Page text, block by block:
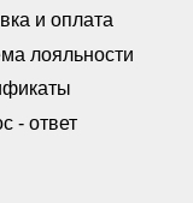
и оплата
лояльности
- ответ